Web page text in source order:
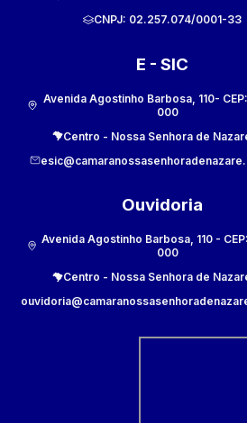
CNPJ: 02.257.074/0001-33
E - SIC
Avenida Agostinho Barbosa, 110- CEP:
000
Centro - Nossa Senhora de
Ouvidoria
Avenida Agostinho Barbosa, 110 - CEP:
000
Centro - Nossa Senhora de